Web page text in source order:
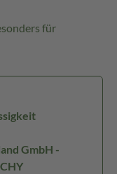
für
GmbH -